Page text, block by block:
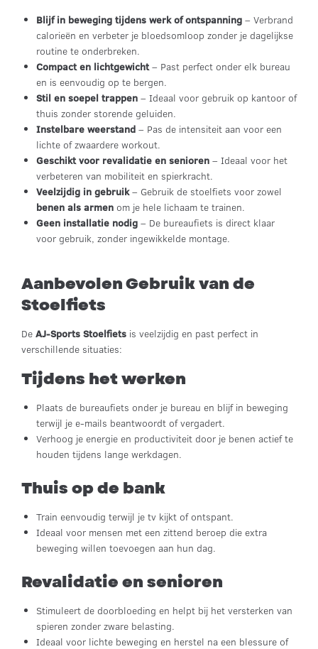
Blijf in beweging tijdens werk of ontspanning – Verbrand
calorieën en verbeter je bloedsomloop zonder je dagelijkse
routine te onderbreken.
Compact en lichtgewicht– Past perfect onder elk bureau
en is eenvoudig op te bergen.
Stil en soepel trappen – Ideaal voor gebruik op kantoor of
thuis zonder storende geluiden.
Instelbare weerstand – Pas de intensiteit aan voor een
lichte of zwaardere workout.
Geschikt voor revalidatie en senioren – Ideaal voor het
verbeteren van mobiliteit en spierkracht.
Veelzijdig in gebruik– Gebruik de stoelfiets voor zowel
benen als armen om je hele lichaam te trainen.
Geen installatie nodig – De bureaufiets is direct klaar
voor gebruik, zonder ingewikkelde montage.
Aanbevolen Gebruik van de
Stoelfiets
De AJ-Sports Stoelfiets is veelzijdig en past perfect in
verschillende situaties:
Tijdens het werken
Plaats de bureaufiets onder je bureau en blijf in beweging
terwijl je e-mails beantwoordt of vergadert.
Verhoog je energie en productiviteit door je benen actief te
houden tijdens lange werkdagen.
Thuis op de bank
Train eenvoudig terwijl je tv kijkt of ontspant.
Ideaal voor mensen met een zittend beroep die extra
beweging willen toevoegen aan hun dag.
Revalidatie en senioren
Stimuleert de doorbloeding en helpt bij het versterken van
spieren zonder zware belasting.
Ideaal voor lichte beweging en herstel na een blessure of